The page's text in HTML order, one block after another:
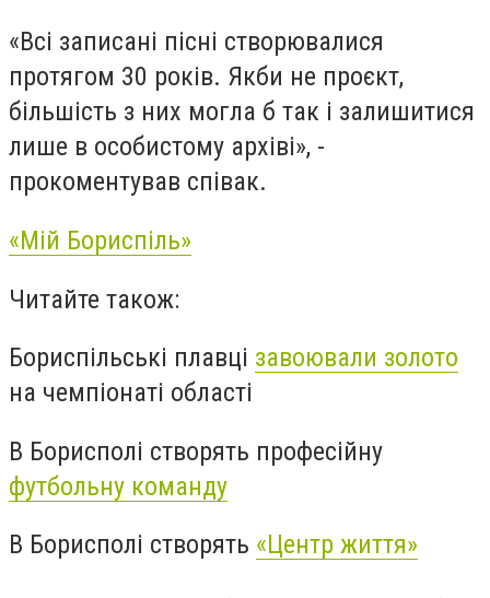
«Всі записані пісні створювалися
протягом 30 років. Якби не проєкт,
більшість з них могла б так і залишитися
лише в особистому архіві», -
прокоментував співак.
«Мій Бориспіль»
Читайте також:
Бориспільські плавці завоювали золото
на чемпіонаті області
В Борисполі створять професійну
футбольну команду
В Борисполі створять «Центр життя»